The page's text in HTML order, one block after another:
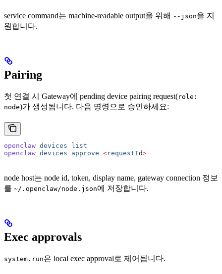
service command는 machine-readable output을 위해 --json을 지
원합니다.
Pairing
첫 연결 시 Gateway에 pending device pairing request(role:
node)가 생성됩니다. 다음 명령으로 승인하세요:
openclaw devices list
openclaw devices approve <requestId>
node host는 node id, token, display name, gateway connection 정보
를 ~/.openclaw/node.json에 저장합니다.
Exec approvals
system.run은 local exec approval로 제어됩니다.